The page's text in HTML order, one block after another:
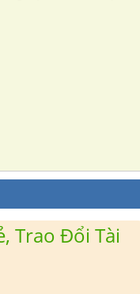
Trao Đổi Tài